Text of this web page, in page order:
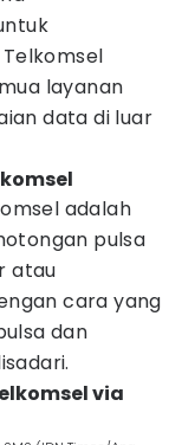
layanan
data di luar
adalah
pulsa
atau
cara yang
dan
via